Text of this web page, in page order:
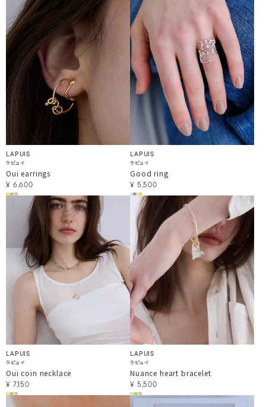
LAPUIS
ラピュイ
Oui earrings
¥ 6,600
LAPUIS
ラピュイ
Good ring
¥ 5,500
LAPUIS
ラピュイ
Oui coin necklace
¥ 7,150
LAPUIS
ラピュイ
Nuance heart bracelet
¥ 5,500